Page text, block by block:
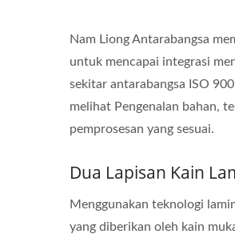
Nam Liong Antarabangsa
untuk mencapai integrasi
sekitar antarabangsa ISO
melihat Pengenalan bahan,
pemprosesan yang sesuai.
Dua Lapisan Kain
Menggunakan teknologi
yang diberikan oleh kain